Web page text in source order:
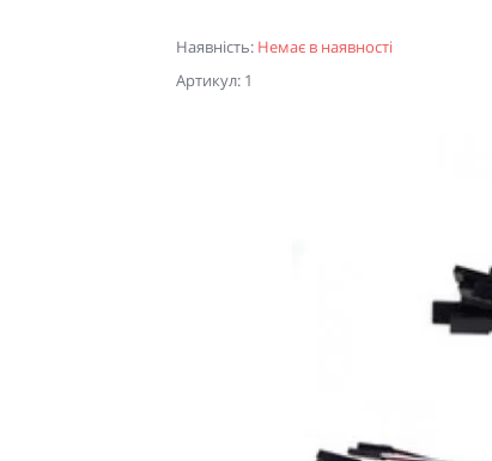
Наявність: Немає в наявності
Артикул: 1